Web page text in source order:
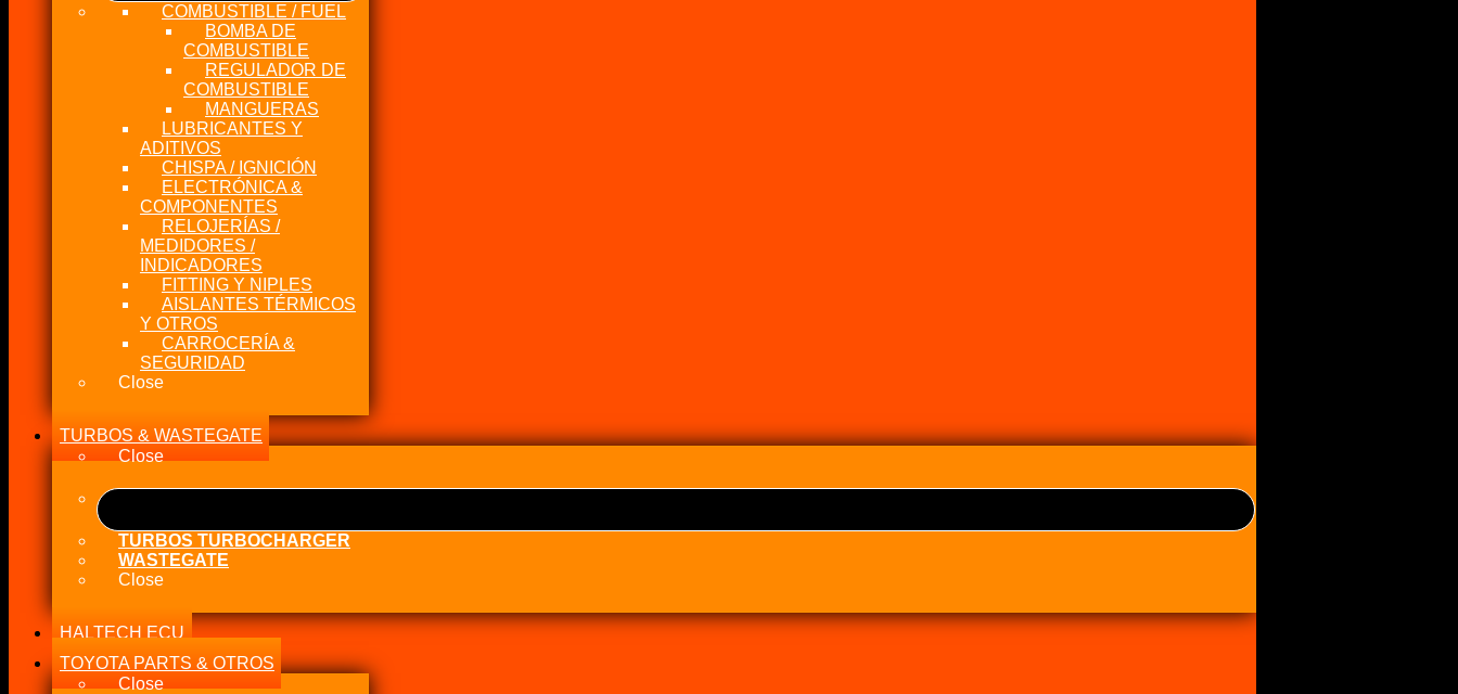
COMBUSTIBLE / FUEL
BOMBA DE
COMBUSTIBLE
REGULADOR DE
COMBUSTIBLE
MANGUERAS
LUBRICANTES Y
ADITIVOS
CHISPA / IGNICIÓN
ELECTRÓNICA &
COMPONENTES
RELOJERÍAS /
MEDIDORES /
INDICADORES
FITTING Y NIPLES
AISLANTES TÉRMICOS
Y OTROS
CARROCERÍA &
SEGURIDAD
Close
TURBOS & WASTEGATE
Close
TURBOS TURBOCHARGER
WASTEGATE
Close
HALTECH ECU
TOYOTA PARTS & OTROS
Close